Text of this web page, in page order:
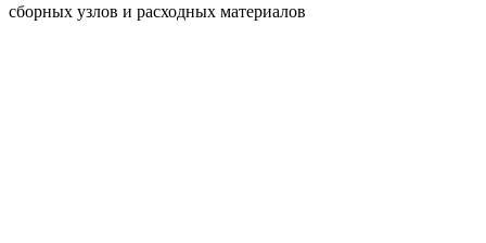
сборных узлов и расходных материалов